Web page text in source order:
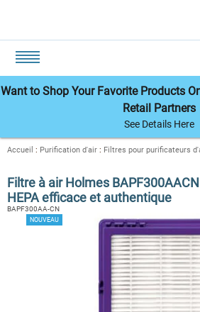
Want to Shop Your Favorite Products
Retail Partners
See Details Here
Accueil : Purification d'air : Filtres pour purificateurs
Filtre à air Holmes
HEPA efficace et authentique
BAPF300AA-CN
NOUVEAU